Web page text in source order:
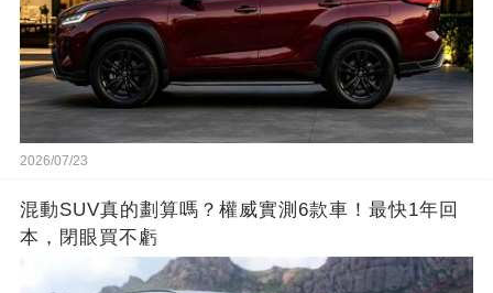
2026/07/23
混動SUV真的劃算嗎？權威實測6款車！最快1年回
本，閉眼買不虧